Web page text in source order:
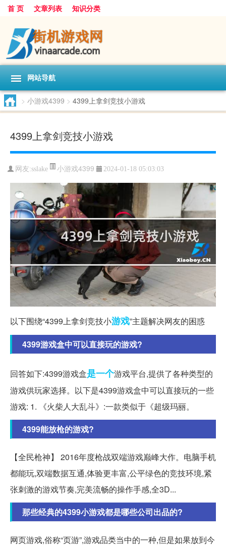
首 页 文章列表 知识分类
网站导航
> 小游戏4399 > 4399上拿剑竞技小游戏
4399上拿剑竞技小游戏
网友:sslake 小游戏4399 2024-01-18 05:03:03
以下围绕“4399上拿剑竞技小游戏”主题解决网友的困惑
4399游戏盒中可以直接玩的游戏?
回答如下:4399游戏盒是一个游戏平台,提供了各种类型的
游戏供玩家选择。以下是4399游戏盒中可以直接玩的一些
游戏: 1. 《火柴人大乱斗》:一款类似于《超级玛丽。
4399能放枪的游戏?
【全民枪神】 2016年度枪战双端游戏巅峰大作。电脑手机
都能玩,双端数据互通,体验更丰富,公平绿色的竞技环境,紧
张刺激的游戏节奏,完美流畅的操作手感,全3D...
那些经典的4399小游戏都是哪些公司出品的?
网页游戏,俗称“页游”,游戏品类当中的一种,但是如果放到今